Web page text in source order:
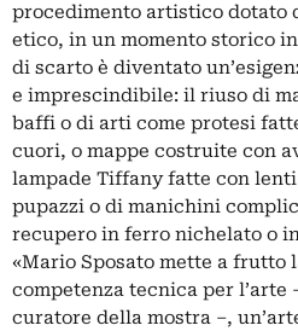
procedimento artistico dotato
etico, in un momento storico
di scarto è diventato
e imprescindibile: il riuso di
baffi o di arti come protesi
cuori, o mappe costruite con
lampade Tiffany fatte con
pupazzi o di manichini
recupero in ferro nichelato o
«Mario Sposato mette a frutto
competenza tecnica per l’arte
curatore della mostra –,